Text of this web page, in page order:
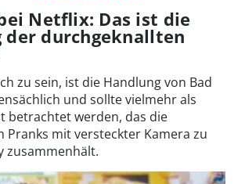
Netflix: Das ist die
der durchgeknallten
zu sein, ist die Handlung von Bad
und sollte vielmehr als
betrachtet werden, das die
Pranks mit versteckter Kamera zu
zusammenhält.